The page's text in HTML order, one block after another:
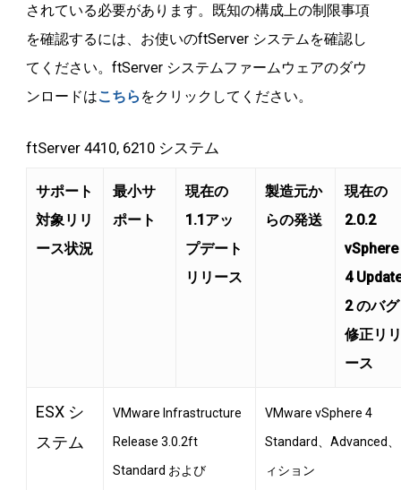
されている必要があります。既知の構成上の制限事項
を確認するには、お使いのftServer システムを確認し
てください。ftServer システムファームウェアのダウ
ンロードはこちら をクリックしてください。
ftServer 4410, 6210 システム
サポート
対象リリ
ース状況
最小サ
ポート
現在の
1.1アッ
プデート
リリース
製造元か
らの発送
現在の
2.0.2
vSphere
4
2 のバグ
修正リ
ース
ESX シ
ステム
VMware Infrastructure
Release 3.0.2ft
Standard および
VMware vSphere 4
Standard、Advanced
ィション